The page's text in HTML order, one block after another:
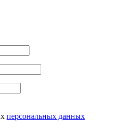
персональных данных